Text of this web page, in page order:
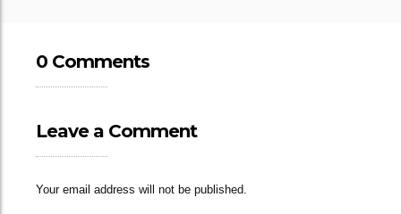
0 Comments
Leave a Comment
Your email address will not be published.